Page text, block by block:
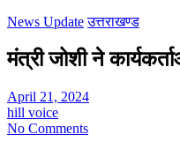
News Update उत्तराखण्ड
मंत्री जोशी ने
April 21, 2024
hill voice
No Comments